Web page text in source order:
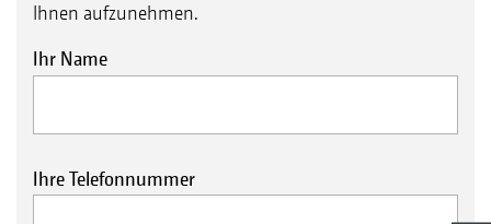
Ihnen aufzunehmen.
Ihr Name
Ihre Telefonnummer